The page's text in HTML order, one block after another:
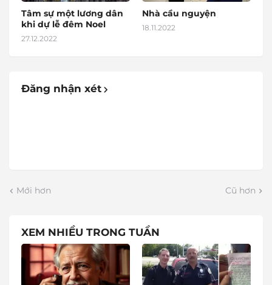
Tâm sự một lương dân
khi dự lễ đêm Noel
27.12.2022
Nhà cầu nguyện
18.11.2022
Đăng nhận xét
Mới hơn Cũ hơn
XEM NHIỀU TRONG TUẦN